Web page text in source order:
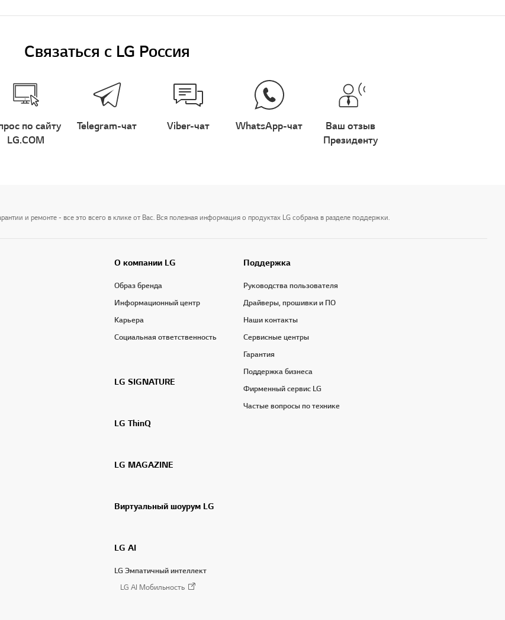
Связаться с LG Россия
по сайту
LG.COM
Telegram-чат Viber-чат WhatsApp-чат
Ваш отзыв
Президенту
и ремонте - все это всего в клике от Вас. Вся полезная информация о продуктах LG собрана в разделе поддержки.
О компании LG
Образ бренда
Информационный центр
Карьера
Социальная ответственность
LG SIGNATURE
LG ThinQ
LG MAGAZINE
Виртуальный шоурум LG
LG AI
LG Эмпатичный интеллект
LG AI Мобильность
Поддержка
Руководства пользователя
Драйверы, прошивки и ПО
Наши контакты
Сервисные центры
Гарантия
Поддержка бизнеса
Фирменный сервис LG
Частые вопросы по технике